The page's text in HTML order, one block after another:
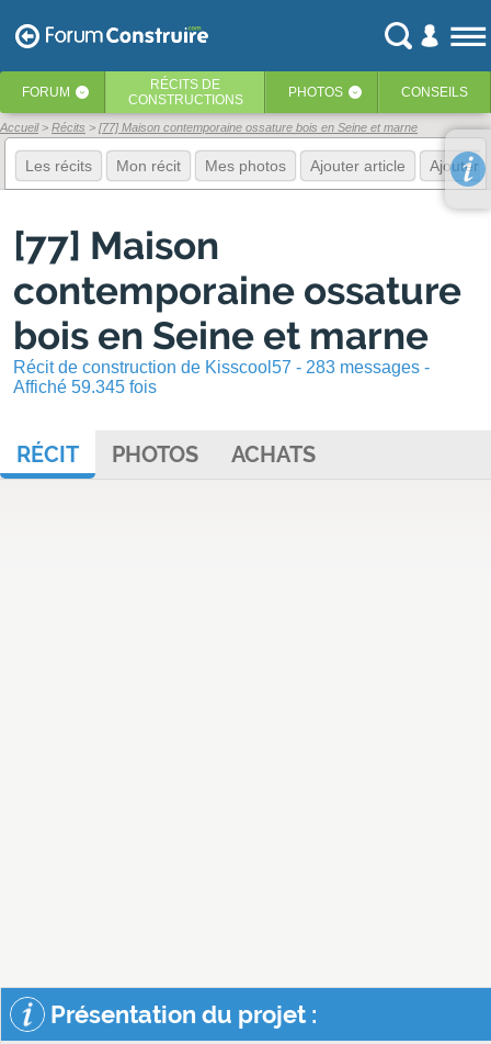
FORUM ‹ RÉCITS DE
CONSTRUCTIONS
PHOTOS ‹ CONSEILS
Accueil Récits [77] Maison contemporaine ossature bois en Seine et marne
Les récits Mon récit Mes photos Ajouter article Ajouter
[77] Maison
contemporaine ossature
bois en Seine et marne
Récit de construction de Kisscool57 - 283 messages -
Affiché 59.345 fois
RÉCIT PHOTOS ACHATS
Présentation du projet :